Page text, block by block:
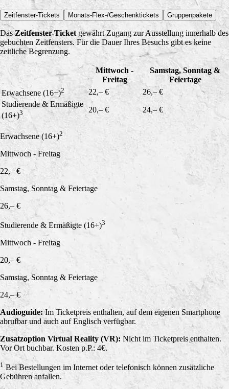
Zeitfenster-Tickets Monats-Flex-/Geschenktickets Gruppenpakete
DasZeitfenster-Ticket gewährt Zugang zur Ausstellung innerhalb des
gebuchten Zeitfensters. Für die Dauer Ihres Besuchs gibt es keine
zeitliche Begrenzung.
Mittwoch -
Freitag
Samstag, Sonntag &
Feiertage
Erwachsene (16+)2 22,– €
26,– €
Studierende & Ermäßigte
(16+)3 20,– € 24,– €
Erwachsene (16+)2
Mittwoch - Freitag
22,– €
Samstag, Sonntag & Feiertage
26,– €
Studierende & Ermäßigte (16+)3
Mittwoch - Freitag
20,– €
Samstag, Sonntag & Feiertage
24,– €
Audioguide:Im Ticketpreis enthalten, auf dem eigenen Smartphone
abrufbar und auch auf Englisch verfügbar.
Zusatzoption Virtual Reality (VR): Nicht im Ticketpreis enthalten.
Vor Ort buchbar. Kosten p.P.: 4€.
1 Bei Bestellungen im Internet oder telefonisch können zusätzliche
Gebühren anfallen.